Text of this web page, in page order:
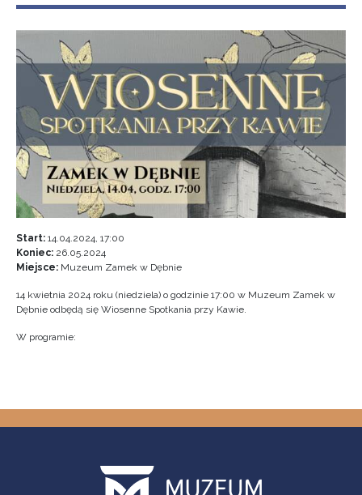
Start: 14.04.2024, 17:00
Koniec: 26.05.2024
Miejsce: Muzeum Zamek w Dębnie
14 kwietnia 2024 roku (niedziela) o godzinie 17:00 w Muzeum Zamek w
Dębnie odbędą się Wiosenne Spotkania przy Kawie.
W programie: